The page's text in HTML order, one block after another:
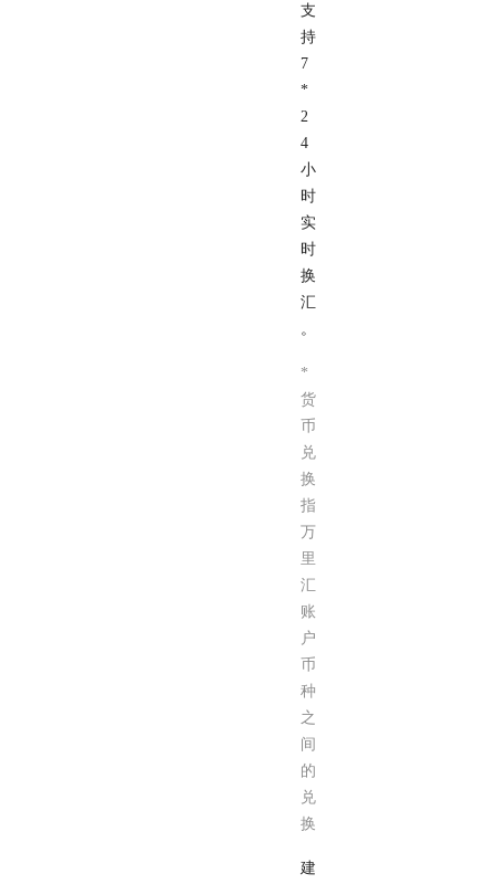
支
持
7
*
2
4
小
时
实
时
换
汇
。
*
货
币
兑
换
指
万
里
汇
账
户
币
种
之
间
的
兑
换
建